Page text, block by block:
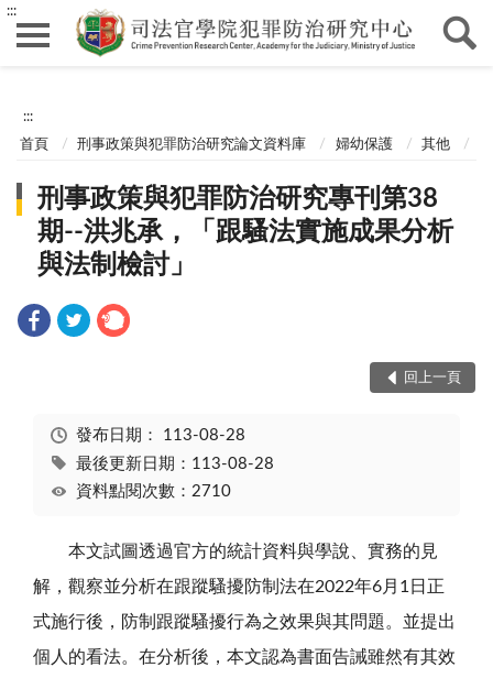
:::
:::
首頁 刑事政策與犯罪防治研究論文資料庫 婦幼保護 其他
刑事政策與犯罪防治研究專刊第38
期--洪兆承，「跟騷法實施成果分析
與法制檢討」
回上一頁
發布日期： 113-08-28
最後更新日期：113-08-28
資料點閱次數：2710
本文試圖透過官方的統計資料與學說、實務的見
解，觀察並分析在跟蹤騷擾防制法在2022年6月1日正
式施行後，防制跟蹤騷擾行為之效果與其問題。並提出
個人的看法。在分析後，本文認為書面告誡雖然有其效